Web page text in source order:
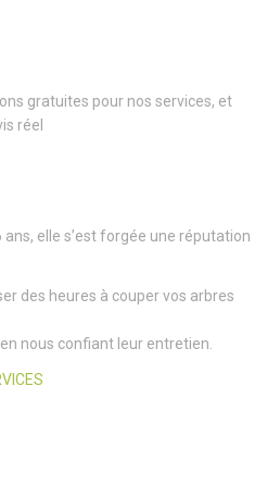
gratuites pour nos services, et
réel
elle s’est forgée une réputation
des heures à couper vos arbres
nous confiant leur entretien.